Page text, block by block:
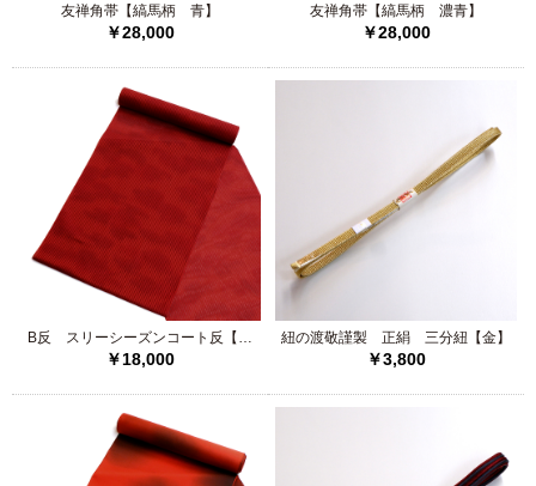
友禅角帯【縞馬柄 青】
￥28,000
友禅角帯【縞馬柄 濃青】
￥28,000
B反 スリーシーズンコート反【赤
縞】
￥18,000
紐の渡敬謹製 正絹 三分紐【金】
￥3,800